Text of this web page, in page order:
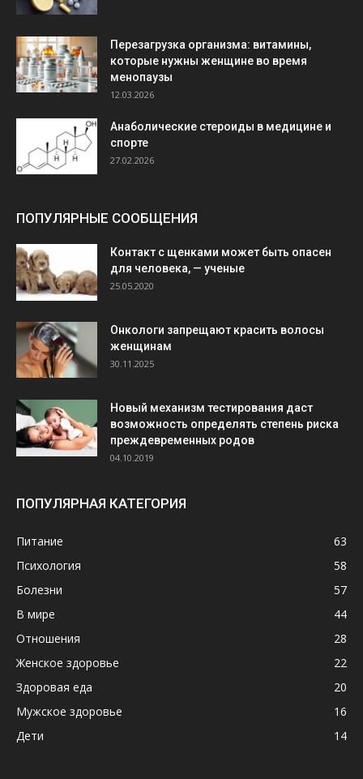
Перезагрузка организма: витамины,
которые нужны женщине во время
менопаузы
12.03.2026
Анаболические стероиды в медицине и
спорте
27.02.2026
ПОПУЛЯРНЫЕ СООБЩЕНИЯ
Контакт с щенками может быть опасен
для человека, — ученые
25.05.2020
Онкологи запрещают красить волосы
женщинам
30.11.2025
Новый механизм тестирования даст
возможность определять степень риска
преждевременных родов
04.10.2019
ПОПУЛЯРНАЯ КАТЕГОРИЯ
Питание
63
Психология
58
Болезни
57
В мире
44
Отношения
28
Женское здоровье
22
Здоровая еда
20
Мужское здоровье
16
Дети
14